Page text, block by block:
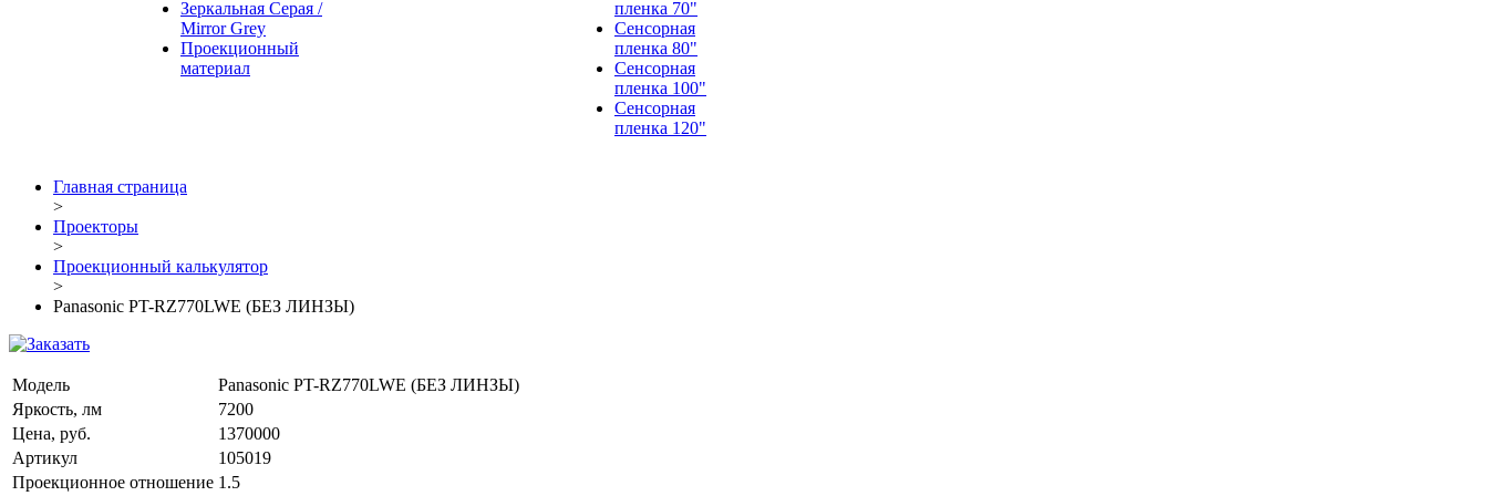
Зеркальная Серая /
Mirror Grey
Проекционный
материал
пленка 70"
Сенсорная
пленка 80"
Сенсорная
пленка 100"
Сенсорная
пленка 120"
Главная страница
>
Проекторы
>
Проекционный калькулятор
>
Panasonic PT-RZ770LWE (БЕЗ ЛИНЗЫ)
Модель
Panasonic PT-RZ770LWE (БЕЗ ЛИНЗЫ)
Яркость, лм
7200
Цена, руб.
1370000
Артикул
105019
Проекционное отношение 1.5